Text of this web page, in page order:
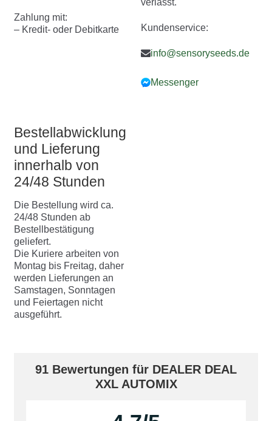
Zahlung mit:
– Kredit- oder Debitkarte
Kundenservice:
info@sensoryseeds.de
Messenger
Bestellabwicklung
und Lieferung
innerhalb von
24/48 Stunden
Die Bestellung wird ca.
24/48 Stunden ab
Bestellbestätigung
geliefert.
Die Kuriere arbeiten von
Montag bis Freitag, daher
werden Lieferungen an
Samstagen, Sonntagen
und Feiertagen nicht
ausgeführt.
91 Bewertungen für DEALER DEAL
XXL AUTOMIX